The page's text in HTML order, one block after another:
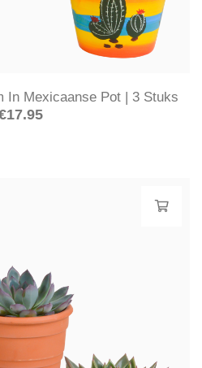
In Mexicaanse Pot | 3 Stuks
17.95